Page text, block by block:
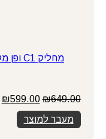
₪649.00
המחיר
המקורי
היה:
₪649.00.
₪599.00
מעבר למוצר